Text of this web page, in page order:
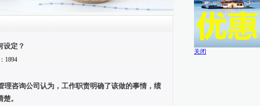
设定？
1894
理咨询公司认为，工作职责明确了该做的事情，绩
。
关闭